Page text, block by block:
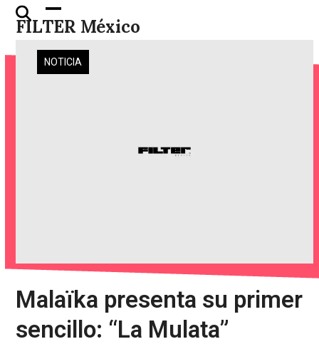
Skip
FILTER México
Open
mobile
menu
Close
mobile
menu
NOTICIA
Malaïka presenta su primer
sencillo: “La Mulata”